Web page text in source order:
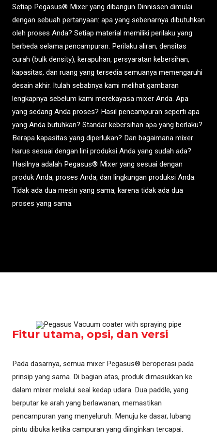
Setiap Pegasus® Mixer yang dibangun Dinnissen dimulai
dengan sebuah pertanyaan: apa yang sebenarnya dibutuhkan
oleh proses Anda? Setiap material memiliki perilaku yang
berbeda selama pencampuran. Perilaku aliran, densitas
curah (bulk density), kerapuhan, persyaratan kebersihan,
kapasitas, dan ruang yang tersedia semuanya memengaruhi
desain akhir. Itulah sebabnya kami melihat gambaran
lengkapnya sebelum kami merekayasa mixer Anda. Apa
yang sedang Anda proses? Hasil pencampuran seperti apa
yang Anda butuhkan? Standar kebersihan apa yang berlaku?
Berapa kapasitas yang diperlukan? Dan bagaimana mixer
harus sesuai dengan lini produksi Anda yang sudah ada?
Hasilnya adalah Pegasus® Mixer yang sesuai dengan
produk Anda, proses Anda, dan lingkungan produksi Anda.
Tidak ada dua mesin yang sama, karena tidak ada dua
proses yang sama.
Fitur utama, opsi, dan versi
Pada dasarnya, semua mixer Pegasus® beroperasi pada
prinsip yang sama. Di bagian atas, produk dimasukkan ke
dalam mixer melalui seal kedap udara. Dua paddle, yang
berputar ke arah yang berlawanan, memastikan
pencampuran yang menyeluruh. Menuju ke dasar, lubang
pintu dibuka ketika campuran yang diinginkan tercapai.